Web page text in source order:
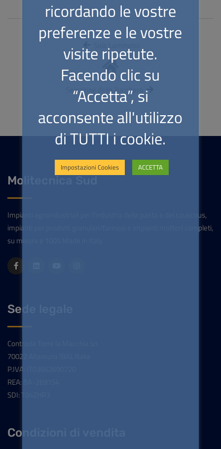
Sala Laminatoi
Selezione dello Zucchero
Molitecnica Sud
Impianti agroindustriali per l'industria della pasta e del couscous,
impianti per prodotti granulari/farinosi e impianti molitori completi,
su misura e 100% Made in Italy
Sede legale
Contrada Torre la Macchia sn
70022 Altamura (BA), Italia
P.IVA: IT03662690720
REA: BA-269154
SDI: T04ZHR3
Condizioni di vendita
ricordando le vostre
preferenze e le vostre
visite ripetute.
Facendo clic su
“Accetta”, si
acconsente all'utilizzo
di TUTTI i cookie.
Impostazioni Cookies ACCETTA